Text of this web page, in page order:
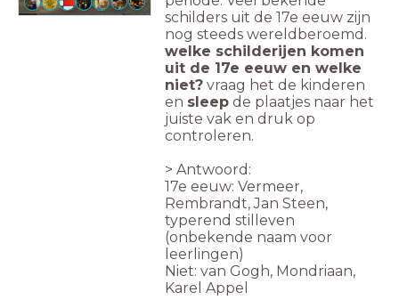
schilders uit de 17e eeuw zijn
nog steeds wereldberoemd.
welke schilderijen komen
uit de 17e eeuw en welke
niet? vraag het de kinderen
en sleep de plaatjes naar het
juiste vak en druk op
controleren.
> Antwoord:
17e eeuw: Vermeer,
Rembrandt, Jan Steen,
typerend stilleven
(onbekende naam voor
leerlingen)
Niet: van Gogh, Mondriaan,
Karel Appel